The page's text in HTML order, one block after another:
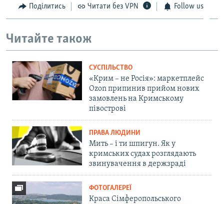
Поділитись Читати без VPN Follow us
Читайте також
СУСПІЛЬСТВО
«Крим – не Росія»: маркетплейс
Ozon припинив прийом нових
замовлень на Кримському
півострові
ПРАВА ЛЮДИНИ
Мить – і ти шпигун. Як у
кримських судах розглядають
звинувачення в держзраді
ФОТОГАЛЕРЕЇ
Краса Сімферопольського